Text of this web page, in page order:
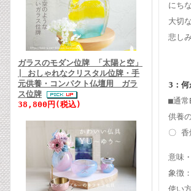
ガラスのモダン位牌 「太陽と空」
| おしゃれなクリスタル位牌・手
元供養・コンパクト仏壇用 ガラ
ス位牌
38,800円(税込)
にち
大切
悲し
3：何
■通常
供養
〇 香
意味
象徴
使い